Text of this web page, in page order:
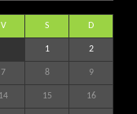
V S D
1 2
7 8 9
14 15 16